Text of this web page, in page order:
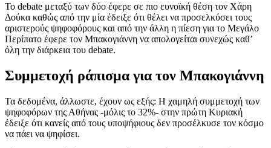
To debate μεταξύ των δύο έφερε σε πιο ευνοϊκή θέση τον Χάρη
Δούκα καθώς από την μία έδειξε ότι θέλει να προσελκύσει τους
αριστερούς ψηφοφόρους και από την άλλη η πίεση για το Μεγάλο
Περίπατο έφερε τον Μπακογιάννη να απολογείται συνεχώς καθ’
όλη την διάρκεια του debate.
Συμμετοχή ράπισμα για τον Μπακογιάννη
Τα δεδομένα, άλλωστε, έχουν ως εξής: Η χαμηλή συμμετοχή των
ψηφοφόρων της Αθήνας -μόλις το 32%- στην πρώτη Κυριακή
έδειξε ότι κανείς από τους υποψήφιους δεν προσέλκυσε τον κόσμο
να πάει να ψηφίσει.